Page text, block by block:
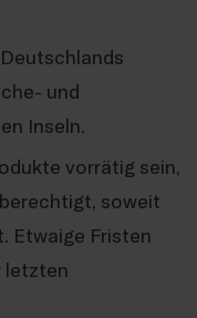
und
Inseln.
vorrätig sein,
soweit
Etwaige Fristen
letzten